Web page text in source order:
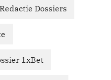
Redactie Dossiers
1xBet